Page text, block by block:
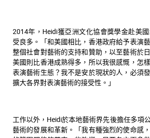
2014年，Heidi獲亞洲文化協會獎學金赴美
受良多。「和美國相比，香港政府給予表演
整個社會對藝術的支持和贊助，以至藝術於
美國則比香港成熟得多，所以我很感慨，怎
表演藝術生態？我不是安於現狀的人，必須
擴大各界對表演藝術的接受性。」
工作以外，Heidi於本地藝術界先後擔任多項
藝術的發展和革新。「我有種強烈的使命感